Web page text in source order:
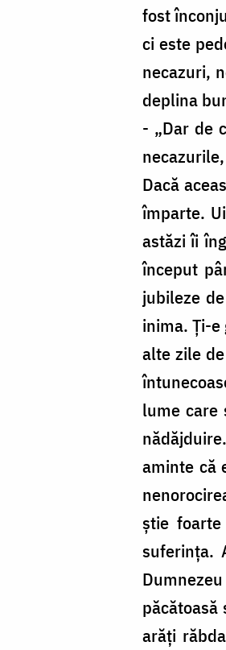
fost
ci este
necazuri,
deplina
- „Dar de
Dacă
împarte.
astăzi îi
început
jubileze
inima. Ți-
alte zile
lume care
aminte că
știe
suferința.
arăți